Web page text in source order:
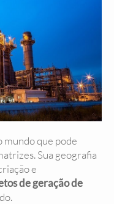
mundo que pode
Sua geografia
e
de geração de